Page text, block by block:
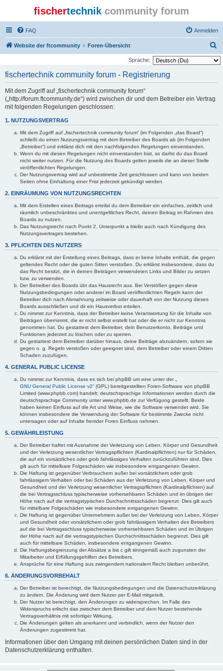
fischertechnik community forum
FAQ Anmelden
Website der ftcommunity Foren-Übersicht
u
Sprache:
fischertechnik community forum - Registrierung
Mit dem Zugriff auf „fischertechnik community forum“
(„http://forum.ftcommunity.de“) wird zwischen dir und dem Betreiber ein Vertrag
mit folgenden Regelungen geschlossen:
1. NUTZUNGSVERTRAG
Mit dem Zugriff auf „fischertechnik community forum“ (im Folgenden „das Board“)
schließt du einen Nutzungsvertrag mit dem Betreiber des Boards ab (im Folgenden
„Betreiber“) und erklärst dich mit den nachfolgenden Regelungen einverstanden.
Wenn du mit diesen Regelungen nicht einverstanden bist, so darfst du das Board
nicht weiter nutzen. Für die Nutzung des Boards gelten jeweils die an dieser Stelle
veröffentlichten Regelungen.
Der Nutzungsvertrag wird auf unbestimmte Zeit geschlossen und kann von beiden
Seiten ohne Einhaltung einer Frist jederzeit gekündigt werden.
2. EINRÄUMUNG VON NUTZUNGSRECHTEN
Mit dem Erstellen eines Beitrags erteilst du dem Betreiber ein einfaches, zeitlich und
räumlich unbeschränktes und unentgeltliches Recht, deinen Beitrag im Rahmen des
Boards zu nutzen.
Das Nutzungsrecht nach Punkt 2, Unterpunkt a bleibt auch nach Kündigung des
Nutzungsvertrages bestehen.
3. PFLICHTEN DES NUTZERS
Du erklärst mit der Erstellung eines Beitrags, dass er keine Inhalte enthält, die gegen
geltendes Recht oder die guten Sitten verstoßen. Du erklärst insbesondere, dass du
das Recht besitzt, die in deinen Beiträgen verwendeten Links und Bilder zu setzen
bzw. zu verwenden.
Der Betreiber des Boards übt das Hausrecht aus. Bei Verstößen gegen diese
Nutzungsbedingungen oder anderer im Board veröffentlichten Regeln kann der
Betreiber dich nach Abmahnung zeitweise oder dauerhaft von der Nutzung dieses
Boards ausschließen und dir ein Hausverbot erteilen.
Du nimmst zur Kenntnis, dass der Betreiber keine Verantwortung für die Inhalte von
Beiträgen übernimmt, die er nicht selbst erstellt hat oder die er nicht zur Kenntnis
genommen hat. Du gestattest dem Betreiber, dein Benutzerkonto, Beiträge und
Funktionen jederzeit zu löschen oder zu sperren.
Du gestattest dem Betreiber darüber hinaus, deine Beiträge abzuändern, sofern sie
gegen o. g. Regeln verstoßen oder geeignet sind, dem Betreiber oder einem Dritten
Schaden zuzufügen.
4. GENERAL PUBLIC LICENSE
Du nimmst zur Kenntnis, dass es sich bei phpBB um eine unter der „
GNU General Public License v2“ (GPL) bereitgestellten Foren-Software von phpBB
Limited (www.phpbb.com) handelt; deutschsprachige Informationen werden durch die
deutschsprachige Community unter www.phpbb.de zur Verfügung gestellt. Beide
haben keinen Einfluss auf die Art und Weise, wie die Software verwendet wird. Sie
können insbesondere die Verwendung der Software für bestimmte Zwecke nicht
untersagen oder auf Inhalte fremder Foren Einfluss nehmen.
5. GEWÄHRLEISTUNG
Der Betreiber haftet mit Ausnahme der Verletzung von Leben, Körper und Gesundheit
und der Verletzung wesentlicher Vertragspflichten (Kardinalpflichten) nur für Schäden,
die auf ein vorsätzliches oder grob fahrlässiges Verhalten zurückzuführen sind. Dies
gilt auch für mittelbare Folgeschäden wie insbesondere entgangenen Gewinn.
Die Haftung ist gegenüber Verbrauchern außer bei vorsätzlichem oder grob
fahrlässigem Verhalten oder bei Schäden aus der Verletzung von Leben, Körper und
Gesundheit und der Verletzung wesentlicher Vertragspflichten (Kardinalpflichten) auf
die bei Vertragsschluss typischerweise vorhersehbaren Schäden und im übrigen der
Höhe nach auf die vertragstypischen Durchschnittsschäden begrenzt. Dies gilt auch
für mittelbare Folgeschäden wie insbesondere entgangenen Gewinn.
Die Haftung ist gegenüber Unternehmern außer bei der Verletzung von Leben, Körper
und Gesundheit oder vorsätzlichem oder grob fahrlässigem Verhalten des Betreibers
auf die bei Vertragsschluss typischerweise vorhersehbaren Schäden und im Übrigen
der Höhe nach auf die vertragstypischen Durchschnittsschäden begrenzt. Dies gilt
auch für mittelbare Schäden, insbesondere entgangenen Gewinn.
Die Haftungsbegrenzung der Absätze a bis c gilt sinngemäß auch zugunsten der
Mitarbeiter und Erfüllungsgehilfen des Betreibers.
Ansprüche für eine Haftung aus zwingendem nationalem Recht bleiben unberührt.
6. ÄNDERUNGSVORBEHALT
Der Betreiber ist berechtigt, die Nutzungsbedingungen und die Datenschutzerklärung
zu ändern. Die Änderung wird dem Nutzer per E-Mail mitgeteilt.
Der Nutzer ist berechtigt, den Änderungen zu widersprechen. Im Falle des
Widerspruchs erlischt das zwischen dem Betreiber und dem Nutzer bestehende
Vertragsverhältnis mit sofortiger Wirkung.
Die Änderungen gelten als anerkannt und verbindlich, wenn der Nutzer den
Änderungen zugestimmt hat.
Informationen über den Umgang mit deinen persönlichen Daten sind in der
Datenschutzerklärung enthalten.